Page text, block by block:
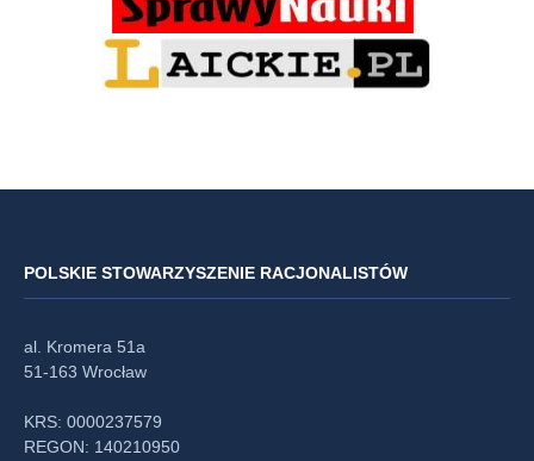
POLSKIE STOWARZYSZENIE RACJONALISTÓW
al. Kromera 51a
51-163 Wrocław
KRS: 0000237579
REGON: 140210950